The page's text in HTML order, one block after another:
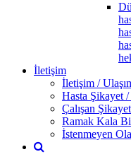
İletişim
İletişim /
Hasta Şikayet
Çalışan
Ramak Kala
İstenmeyen